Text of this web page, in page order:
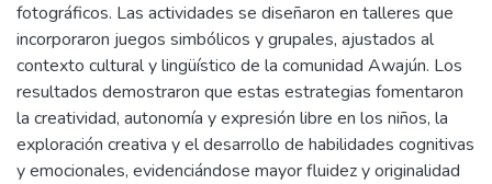
fotográficos. Las actividades se diseñaron en talleres que
incorporaron juegos simbólicos y grupales, ajustados al
contexto cultural y lingüístico de la comunidad Awajún. Los
resultados demostraron que estas estrategias fomentaron
la creatividad, autonomía y expresión libre en los niños, la
exploración creativa y el desarrollo de habilidades cognitivas
y emocionales, evidenciándose mayor fluidez y originalidad